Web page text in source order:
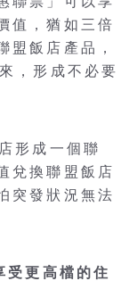
值，猶如三倍
盟飯店產品，
，形成不必要
形成一個聯
兌換聯盟飯店
突發狀況無法
更高檔的住